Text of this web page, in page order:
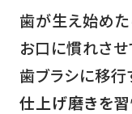
歯が生え始めた
お口に慣れさせ
歯ブラシに移行
仕上げ磨きを